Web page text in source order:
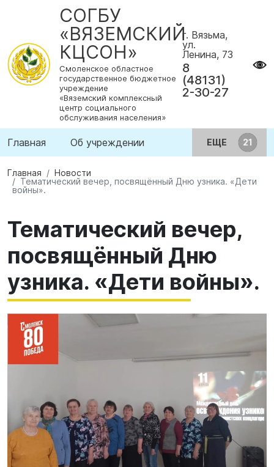
СОГБУ
«ВЯЗЕМСКИЙ
КЦСОН»
Смоленское областное
государственное бюджетное
учреждение
«Вяземский комплексный
центр социального
обслуживания населения»
г. Вязьма,
ул.
Ленина, 73
8
(48131)
2-30-27
Главная Об учреждении ЕЩЕ
Главная
Новости
Тематический вечер, посвящённый Дню узника. «Дети
войны».
Тематический вечер,
посвящённый Дню
узника. «Дети войны».